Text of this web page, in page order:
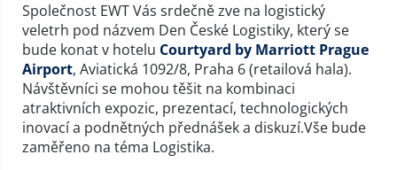
Společnost EWT Vás srdečně zve na logistický
veletrh pod názvem Den České Logistiky, který se
bude konat v hotelu Courtyard by Marriott Prague
Airport, Aviatická 1092/8, Praha 6 (retailová hala).
Návštěvníci se mohou těšit na kombinaci
atraktivních expozic, prezentací, technologických
inovací a podnětných přednášek a diskuzí.Vše bude
zaměřeno na téma Logistika.